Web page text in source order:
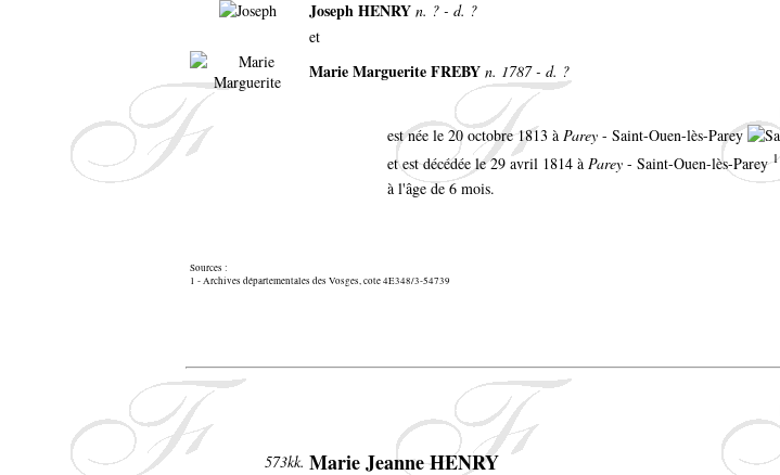
Joseph HENRY n. ? - d. ?
et
Marie Marguerite FREBY n. 1787 - d. ?
est née le 20 octobre 1813 à Parey - Saint-Ouen-lès-Parey
et est décédée le 29 avril 1814 à Parey - Saint-Ouen-lès-Parey1
à l'âge de 6 mois.
Sources :
1 - Archives départementales des Vosges, cote 4E348/3-54739
573kk. Marie Jeanne HENRY